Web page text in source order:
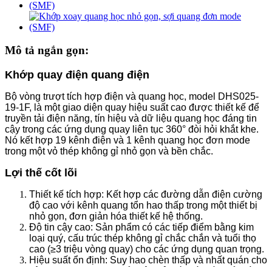
Mô tả ngắn gọn:
Khớp quay điện quang điện
Bộ vòng trượt tích hợp điện và quang học, model DHS025-
19-1F, là một giao diện quay hiệu suất cao được thiết kế để
truyền tải điện năng, tín hiệu và dữ liệu quang học đáng tin
cậy trong các ứng dụng quay liên tục 360° đòi hỏi khắt khe.
Nó kết hợp 19 kênh điện và 1 kênh quang học đơn mode
trong một vỏ thép không gỉ nhỏ gọn và bền chắc.
Lợi thế cốt lõi
Thiết kế tích hợp: Kết hợp các đường dẫn điện cường
độ cao với kênh quang tổn hao thấp trong một thiết bị
nhỏ gọn, đơn giản hóa thiết kế hệ thống.
Độ tin cậy cao: Sản phẩm có các tiếp điểm bằng kim
loại quý, cấu trúc thép không gỉ chắc chắn và tuổi thọ
cao (≥3 triệu vòng quay) cho các ứng dụng quan trọng.
Hiệu suất ổn định: Suy hao chèn thấp và nhất quán cho